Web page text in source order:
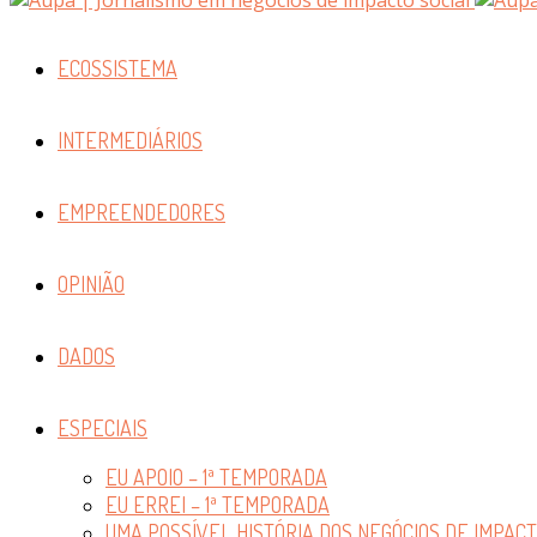
ECOSSISTEMA
INTERMEDIÁRIOS
EMPREENDEDORES
OPINIÃO
DADOS
ESPECIAIS
EU APOIO – 1ª TEMPORADA
EU ERREI – 1ª TEMPORADA